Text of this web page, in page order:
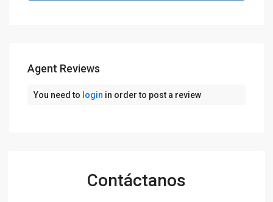
Agent Reviews
You need to login in order to post a review
Contáctanos